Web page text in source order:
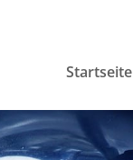
Startseite